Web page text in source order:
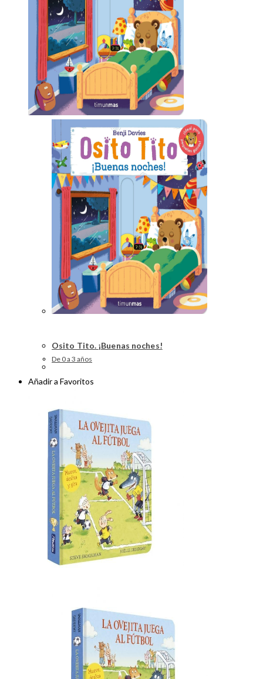
Osito Tito. ¡Buenas noches!
De 0 a 3 años
Añadir a Favoritos